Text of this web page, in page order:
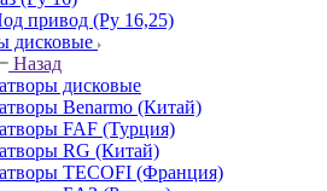
привод (Ру 16,25)
дисковые
Назад
дисковые
Benarmo (Китай)
FAF (Турция)
RG (Китай)
TECOFI (Франция)